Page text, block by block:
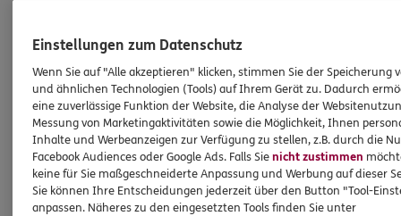
Zahnversicherungen
Krankenversicherung
Versicherungen für den privaten Bedarf
Versicherungen für Geschäftskunden
Hilfe & Services
Einstellungen zum Datenschutz
Wenn Sie auf "Alle akzeptieren" klicken, stimmen Sie der Speicherung
und ähnlichen Technologien (Tools) auf Ihrem Gerät zu. Dadurch
eine zuverlässige Funktion der Website, die Analyse der
Messung von Marketingaktivitäten sowie die Möglichkeit, Ihnen
Inhalte und Werbeanzeigen zur Verfügung zu stellen, z.B. durch die
Facebook Audiences oder Google Ads. Falls Sienicht zustimmen
keine für Sie maßgeschneiderte Anpassung und Werbung auf dieser
Sie können Ihre Entscheidungen jederzeit über den Button "Tool-
anpassen. Näheres zu den eingesetzten Tools finden Sie unter